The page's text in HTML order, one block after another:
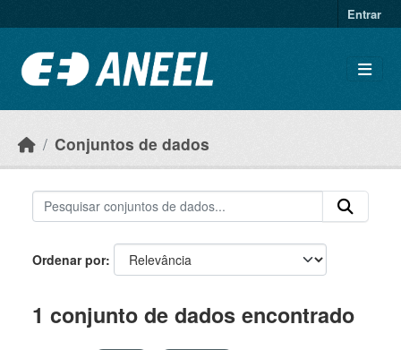
Entrar
Conjuntos de dados
Ordenar por
1 conjunto de dados encontrado